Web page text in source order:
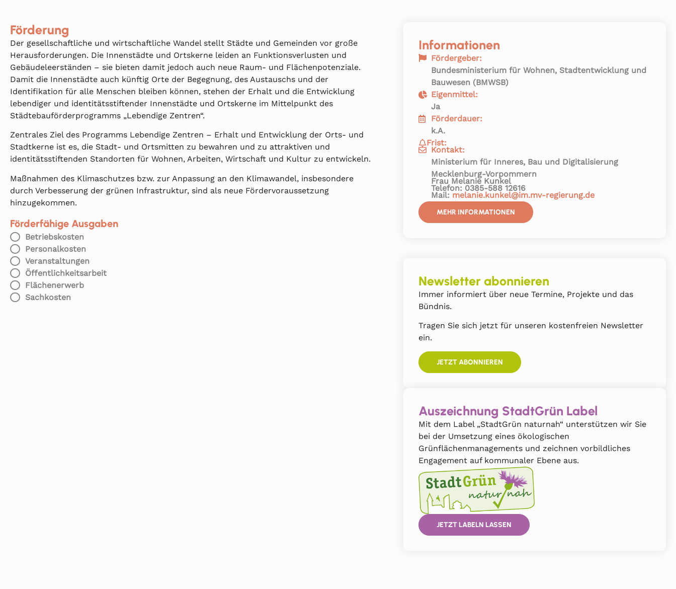
Förderung
Der gesellschaftliche und wirtschaftliche Wandel stellt Städte und Gemeinden vor große
Herausforderungen. Die Innenstädte und Ortskerne leiden an Funktionsverlusten und
Gebäudeleerständen – sie bieten damit jedoch auch neue Raum- und Flächenpotenziale.
Damit die Innenstädte auch künftig Orte der Begegnung, des Austauschs und der
Identifikation für alle Menschen bleiben können, stehen der Erhalt und die Entwicklung
lebendiger und identitätsstiftender Innenstädte und Ortskerne im Mittelpunkt des
Städtebauförderprogramms „Lebendige Zentren“.
Zentrales Ziel des Programms Lebendige Zentren – Erhalt und Entwicklung der Orts- und
Stadtkerne ist es, die Stadt- und Ortsmitten zu bewahren und zu attraktiven und
identitätsstiftenden Standorten für Wohnen, Arbeiten, Wirtschaft und Kultur zu entwickeln.
Maßnahmen des Klimaschutzes bzw. zur Anpassung an den Klimawandel, insbesondere
durch Verbesserung der grünen Infrastruktur, sind als neue Fördervoraussetzung
hinzugekommen.
Förderfähige Ausgaben
Betriebskosten
Personalkosten
Veranstaltungen
Öffentlichkeitsarbeit
Flächenerwerb
Sachkosten
Informationen
Fördergeber:
Bundesministerium für Wohnen, Stadtentwicklung und
Bauwesen (BMWSB)
Eigenmittel:
Ja
Förderdauer:
k.A.
Frist:
Kontakt:
Ministerium für Inneres, Bau und Digitalisierung
Mecklenburg-Vorpommern
Frau Melanie Kunkel
Telefon: 0385-588 12616
Mail: melanie.kunkel@im.mv-regierung.de
MEHR INFORMATIONEN
Newsletter abonnieren
Immer informiert über neue Termine, Projekte und das
Bündnis.
Tragen Sie sich jetzt für unseren kostenfreien Newsletter
ein.
JETZT ABONNIEREN
Auszeichnung StadtGrün Label
Mit dem Label „StadtGrün naturnah“ unterstützen wir Sie
bei der Umsetzung eines ökologischen
Grünflächenmanagements und zeichnen vorbildliches
Engagement auf kommunaler Ebene aus.
JETZT LABELN LASSEN